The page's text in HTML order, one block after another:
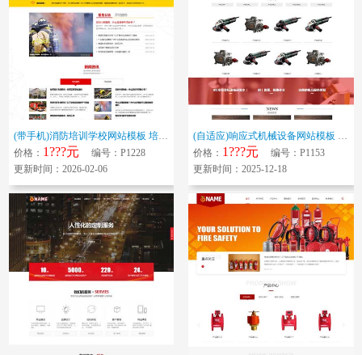
(带手机)消防培训学校网站模板 培训机构网站源码下载
价格： 1???元 编号：P1228
更新时间：2026-02-06
(自适应)响应式机械设备网站模板 工业产品网站源码下载
价格： 1???元 编号：P1153
更新时间：2025-12-18